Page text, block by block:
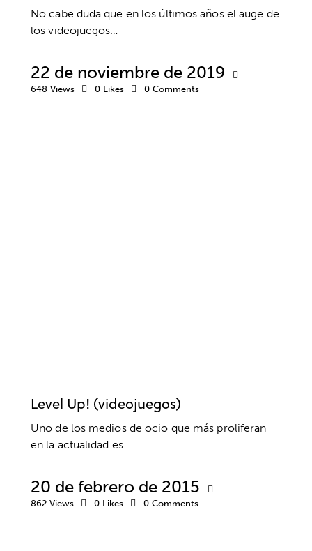
No cabe duda que en los últimos años el auge de
los videojuegos…
22 de noviembre de 2019
648 Views 0 Likes 0 Comments
Level Up! (videojuegos)
Uno de los medios de ocio que más proliferan
en la actualidad es…
20 de febrero de 2015
862 Views 0 Likes 0 Comments